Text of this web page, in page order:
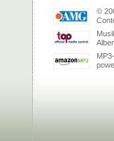
©